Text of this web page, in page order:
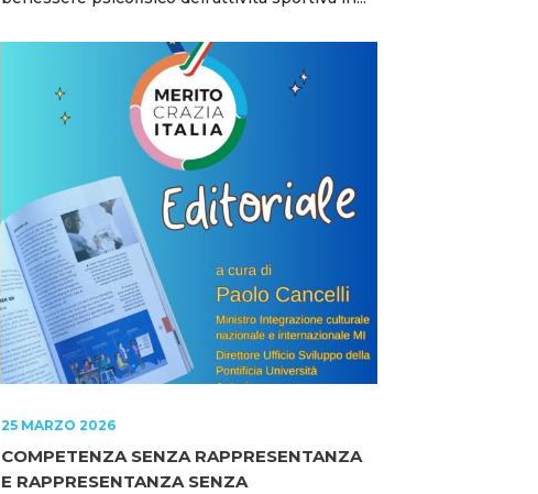
25 MARZO 2026
COMPETENZA SENZA RAPPRESENTANZA
E RAPPRESENTANZA SENZA